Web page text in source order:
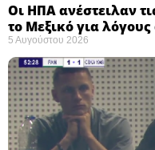
Οι ΗΠΑ ανέστειλαν
το Μεξικό για
5 Αυγούστου 2026